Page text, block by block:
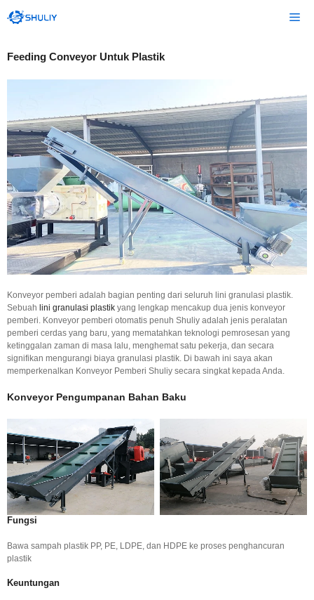
ke
Feeding Conveyor Untuk Plastik
Konveyor pemberi adalah bagian penting dari seluruh lini granulasi plastik.
Sebuah lini granulasi plastik yang lengkap mencakup dua jenis konveyor
pemberi. Konveyor pemberi otomatis penuh Shuliy adalah jenis peralatan
pemberi cerdas yang baru, yang mematahkan teknologi pemrosesan yang
ketinggalan zaman di masa lalu, menghemat satu pekerja, dan secara
signifikan mengurangi biaya granulasi plastik. Di bawah ini saya akan
memperkenalkan Konveyor Pemberi Shuliy secara singkat kepada Anda.
Konveyor Pengumpanan Bahan Baku
Fungsi
Bawa sampah plastik PP, PE, LDPE, dan HDPE ke proses penghancuran
plastik
Keuntungan